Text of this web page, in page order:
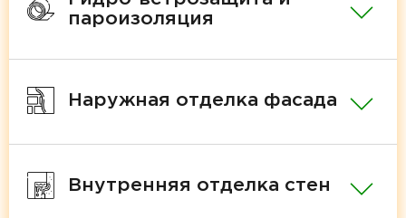
пароизоляция
Наружная отделка фасада
Внутренняя отделка стен